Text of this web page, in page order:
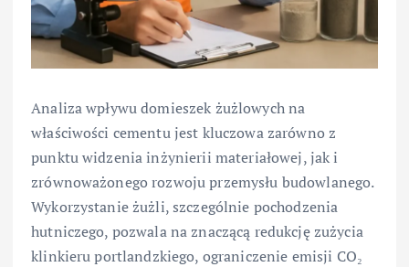
Analiza wpływu domieszek żużlowych na
właściwości cementu jest kluczowa zarówno z
punktu widzenia inżynierii materiałowej, jak i
zrównoważonego rozwoju przemysłu budowlanego.
Wykorzystanie żużli, szczególnie pochodzenia
hutniczego, pozwala na znaczącą redukcję zużycia
klinkieru portlandzkiego, ograniczenie emisji CO₂